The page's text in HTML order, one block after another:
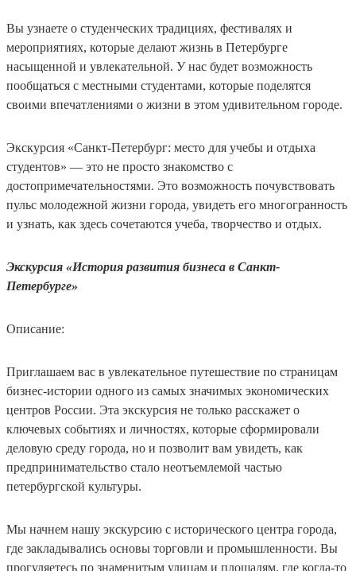
Вы узнаете о студенческих традициях, фестивалях и
мероприятиях, которые делают жизнь в Петербурге
насыщенной и увлекательной. У нас будет возможность
пообщаться с местными студентами, которые поделятся
своими впечатлениями о жизни в этом удивительном городе.
Экскурсия «Санкт-Петербург: место для учебы и отдыха
студентов» — это не просто знакомство с
достопримечательностями. Это возможность почувствовать
пульс молодежной жизни города, увидеть его многогранность
и узнать, как здесь сочетаются учеба, творчество и отдых.
Экскурсия «История развития бизнеса в Санкт-
Петербурге»
Описание:
Приглашаем вас в увлекательное путешествие по страницам
бизнес-истории одного из самых значимых экономических
центров России. Эта экскурсия не только расскажет о
ключевых событиях и личностях, которые сформировали
деловую среду города, но и позволит вам увидеть, как
предпринимательство стало неотъемлемой частью
петербургской культуры.
Мы начнем нашу экскурсию с исторического центра города,
где закладывались основы торговли и промышленности. Вы
прогуляетесь по знаменитым улицам и площадям, где когда-то